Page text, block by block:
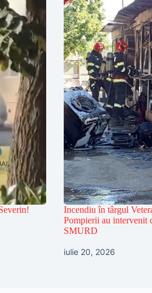
Incendiu în târgul
Pompierii au intervenit
SMURD
iulie 20, 2026